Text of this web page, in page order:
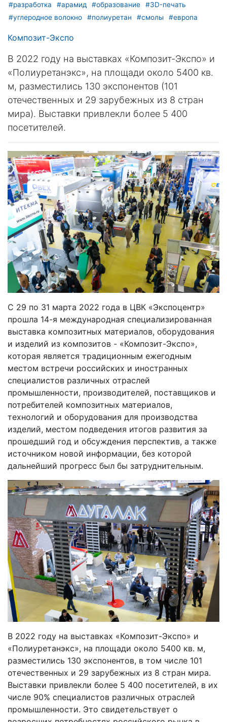
#разработка
#арамид #образование
#3D-печать
#углеродное волокно
#полиуретан #смолы #европа
Композит-Экспо
В 2022 году на выставках «Композит-Экспо» и
«Полиуретанэкс», на площади около 5400 кв.
м, разместились 130 экспонентов (101
отечественных и 29 зарубежных из 8 стран
мира). Выставки привлекли более 5 400
посетителей.
С 29 по 31 марта 2022 года в ЦВК «Экспоцентр»
прошла 14-я международная специализированная
выставка композитных материалов, оборудования
и изделий из композитов - «Композит-Экспо»,
которая является традиционным ежегодным
местом встречи российских и иностранных
специалистов различных отраслей
промышленности, производителей, поставщиков и
потребителей композитных материалов,
технологий и оборудования для производства
изделий, местом подведения итогов развития за
прошедший год и обсуждения перспектив, а также
источником новой информации, без которой
дальнейший прогресс был бы затруднительным.
В 2022 году на выставках «Композит-Экспо» и
«Полиуретанэкс», на площади около 5400 кв. м,
разместились 130 экспонентов, в том числе 101
отечественных и 29 зарубежных из 8 стран мира.
Выставки привлекли более 5 400 посетителей, в их
числе 90% специалистов различных отраслей
промышленности. Это свидетельствует о